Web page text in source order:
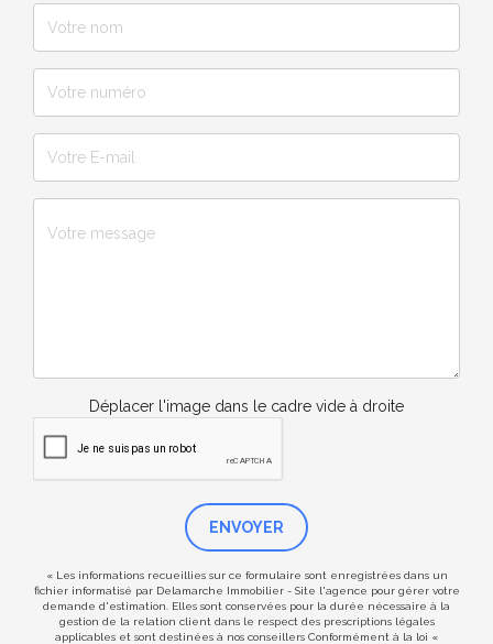
Déplacer l'image dans le cadre vide à droite
ENVOYER
« Les informations recueillies sur ce formulaire sont enregistrées dans un
fichier informatisé par Delamarche Immobilier - Site l'agence pour gérer votre
demande d'estimation. Elles sont conservées pour la durée nécessaire à la
gestion de la relation client dans le respect des prescriptions légales
applicables et sont destinées à nos conseillers Conformément à la loi «